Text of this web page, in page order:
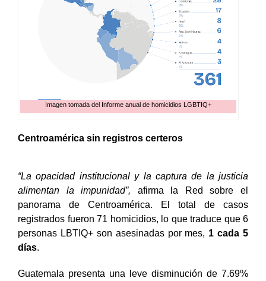
Imagen tomada del Informe anual de homicidios LGBTIQ+
Centroamérica sin registros certeros
“La opacidad institucional y la captura de la justicia
alimentan la impunidad”, afirma la Red sobre el
panorama de Centroamérica. El total de casos
registrados fueron 71 homicidios, lo que traduce que 6
personas LBTIQ+ son asesinadas por mes, 1 cada 5
días.
Guatemala presenta una leve disminución de 7.69%